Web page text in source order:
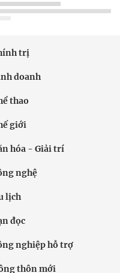
trị
doanh
thao
giới
hóa - Giải trí
nghệ
lịch
đọc
nghiệp hỗ trợ
thôn mới